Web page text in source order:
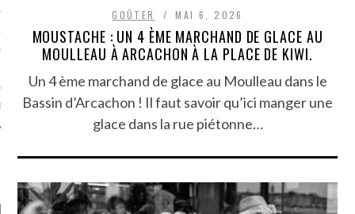
ARCACHON
GOÛTER MAI 6, 2026
MOUSTACHE : UN 4 ÈME MARCHAND DE GLACE AU
MOULLEAU À ARCACHON À LA PLACE DE KIWI.
Un 4 ème marchand de glace au Moulleau dans le
Bassin d’Arcachon ! Il faut savoir qu’ici manger une
glace dans la rue piétonne…